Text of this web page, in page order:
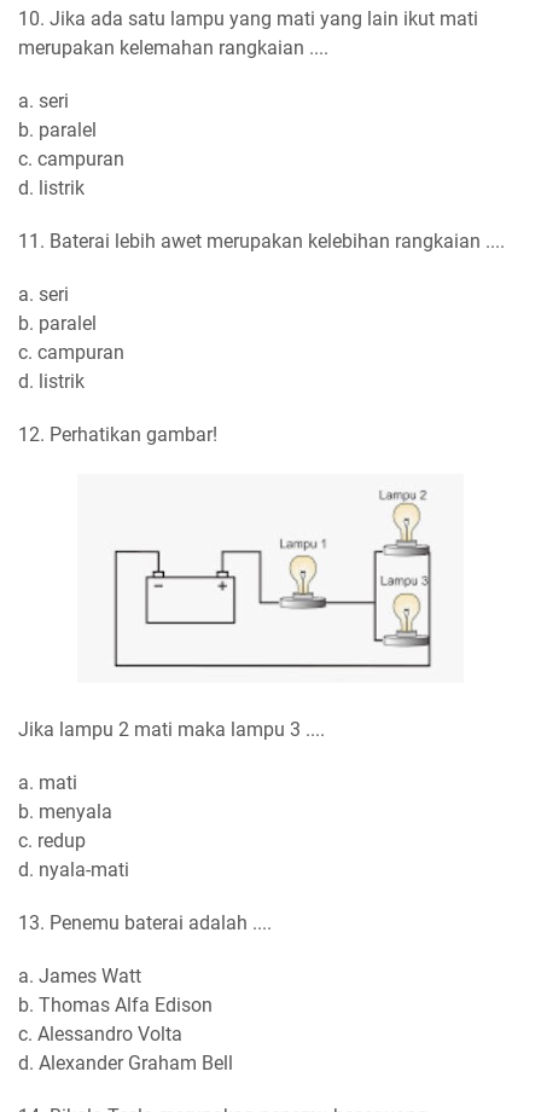
10. Jika ada satu lampu yang mati yang lain ikut mati
merupakan kelemahan rangkaian ....
a. seri
b. paralel
c. campuran
d. listrik
11. Baterai lebih awet merupakan kelebihan rangkaian ....
a. seri
b. paralel
c. campuran
d. listrik
12. Perhatikan gambar!
Jika lampu 2 mati maka lampu 3 ....
a. mati
b. menyala
c. redup
d. nyala-mati
13. Penemu baterai adalah ....
a. James Watt
b. Thomas Alfa Edison
c. Alessandro Volta
d. Alexander Graham Bell